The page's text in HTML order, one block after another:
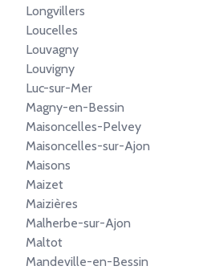
Longvillers
Loucelles
Louvagny
Louvigny
Luc-sur-Mer
Magny-en-Bessin
Maisoncelles-Pelvey
Maisoncelles-sur-Ajon
Maisons
Maizet
Maizières
Malherbe-sur-Ajon
Maltot
Mandeville-en-Bessin